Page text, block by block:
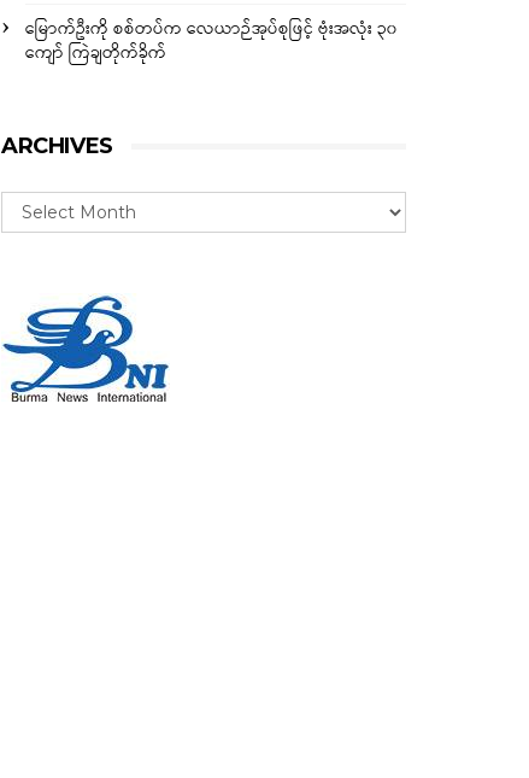
မြောက်ဦးကို စစ်တပ်က လေယာဉ်အုပ်စုဖြင့် ဗုံးအလုံး ၃၀
ကျော် ကြဲချတိုက်ခိုက်
ARCHIVES